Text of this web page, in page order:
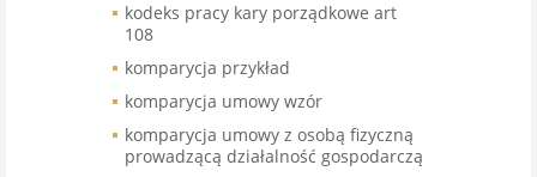
kodeks pracy kary porządkowe art
108
komparycja przykład
komparycja umowy wzór
komparycja umowy z osobą fizyczną
prowadzącą działalność gospodarczą